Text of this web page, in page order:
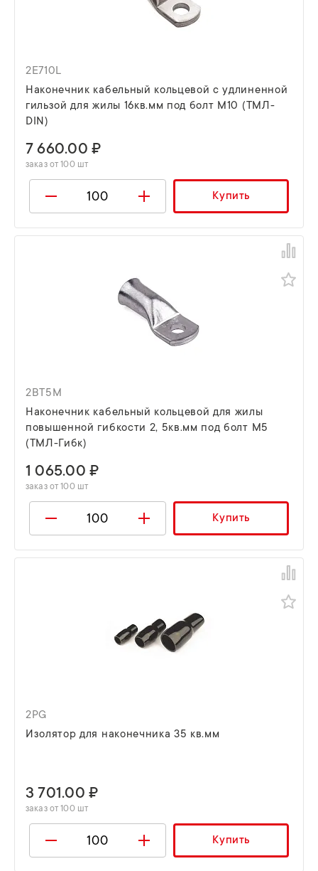
2E710L
Наконечник кабельный кольцевой с удлиненной
гильзой для жилы 16кв.мм под болт М10 (ТМЛ-
DIN)
7 660.00 ₽
заказ от 100 шт
Купить
2BT5M
Наконечник кабельный кольцевой для жилы
повышенной гибкости 2, 5кв.мм под болт М5
(ТМЛ-Гибк)
1 065.00 ₽
заказ от 100 шт
Купить
2PG
Изолятор для наконечника 35 кв.мм
3 701.00 ₽
заказ от 100 шт
Купить